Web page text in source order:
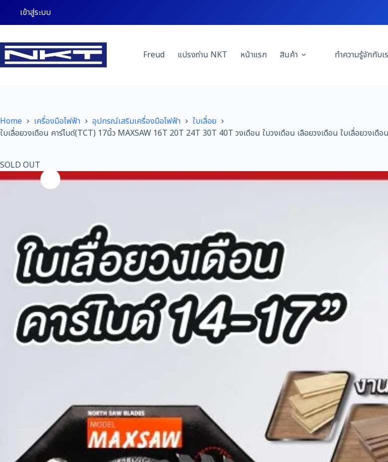
เข้าสู่ระบบ
Freud แปรงถ่าน NKT หน้าแรก สินค้า ทำความรู้จักกับเ
Home เครื่องมือไฟฟ้า อุปกรณ์เสริมเครื่องมือไฟฟ้า
ใบเลื่อย
ใบเลื่อยวงเดือน คาร์ไบด์(TCT) 17นิ้ว MAXSAW 16T 20T 24T 30T 40T วงเดือน ใบวงเดือน เลือยวงเดือน ใบเลื่อยวงเดือ
SOLD OUT